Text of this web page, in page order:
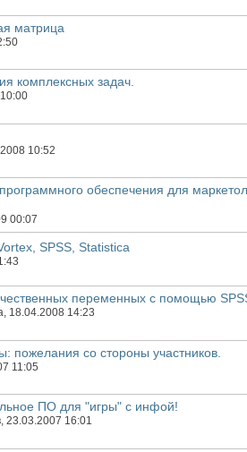
матрица
комплексных задач.
10:52
обеспечения для
00:07
SPSS, Statistica
переменных с помощью
, 18.04.2008 14:23
пожелания со стороны участников.
11:05
ПО для "игры" с инфой!
, 23.03.2007 16:01